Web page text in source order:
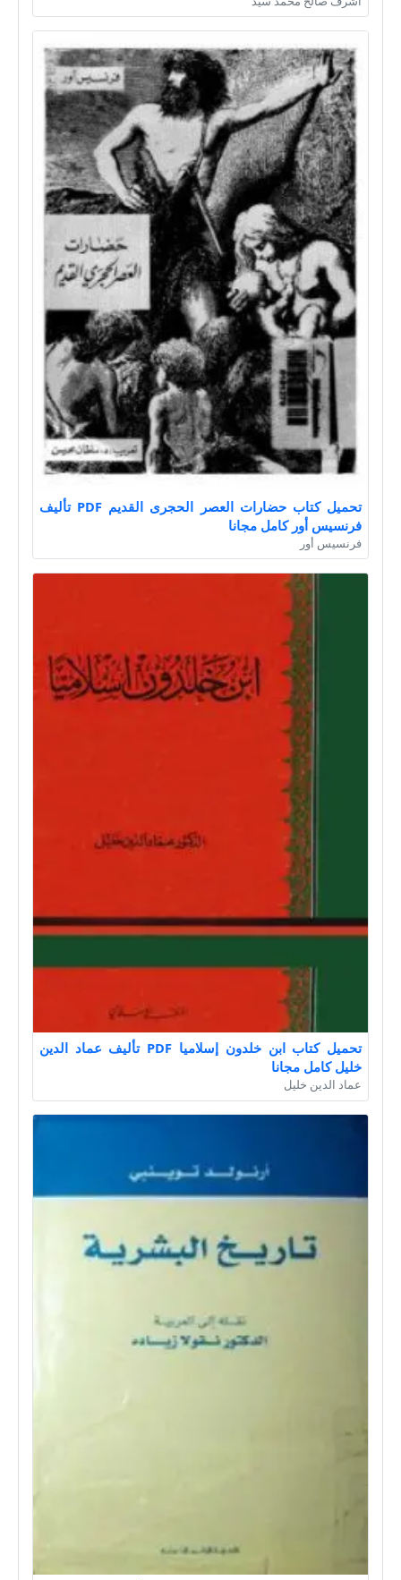
تحميل كتاب حضارات العصر الحجرى القديم PDF تأليف
فرنسيس أور كامل مجانا
فرنسيس أور
تحميل كتاب ابن خلدون إسلاميا PDF تأليف عماد الدين
خليل كامل مجانا
عماد الدين خليل